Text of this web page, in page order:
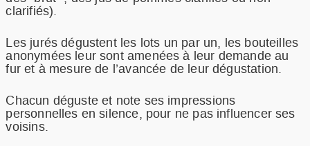
clarifiés).
Les jurés dégustent les lots un par un, les bouteilles
anonymées leur sont amenées à leur demande au
fur et à mesure de l’avancée de leur dégustation.
Chacun déguste et note ses impressions
personnelles en silence, pour ne pas influencer ses
voisins.